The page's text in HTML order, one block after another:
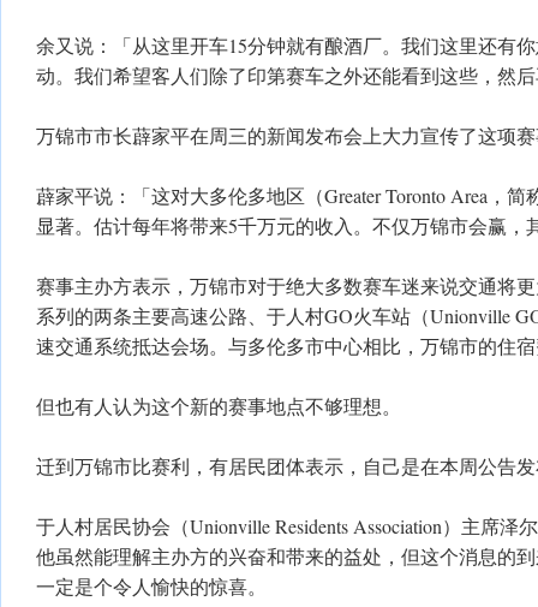
余又说：「从这里开车15分钟就有酿酒厂。我们这里还有
动。我们希望客人们除了印第赛车之外还能看到这些，然
万锦市市长薜家平在周三的新闻发布会上大力宣传了这项
薜家平说：「这对大多伦多地区（Greater Toronto Area，
显著。估计每年将带来5千万元的收入。不仅万锦市会赢，
赛事主办方表示，万锦市对于绝大多数赛车迷来说交通将
系列的两条主要高速公路、于人村GO火车站（Unionville
速交通系统抵达会场。与多伦多市中心相比，万锦市的住
但也有人认为这个新的赛事地点不够理想。
迁到万锦市比赛利，有居民团体表示，自己是在本周公告
于人村居民协会（Unionville Residents Association）主席泽
他虽然能理解主办方的兴奋和带来的益处，但这个消息的
一定是个令人愉快的惊喜。